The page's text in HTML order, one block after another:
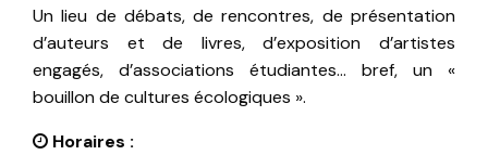
Un lieu de débats, de rencontres, de présentation
d’auteurs et de livres, d’exposition d’artistes
engagés, d’associations étudiantes… bref, un «
bouillon de cultures écologiques ».
Horaires :